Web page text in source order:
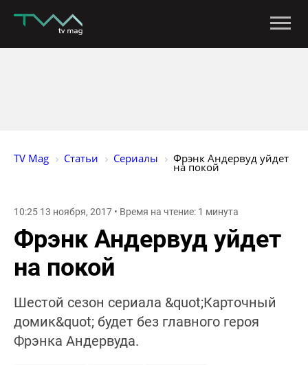
TV Mag Статьи Сериалы Фрэнк Андервуд уйдет
на покой
10:25 13 ноября, 2017 • Время на чтение: 1 минута
Фрэнк Андервуд уйдет
на покой
Шестой сезон сериала &quot;Карточный
домик&quot; будет без главного героя
Фрэнка Андервуда.